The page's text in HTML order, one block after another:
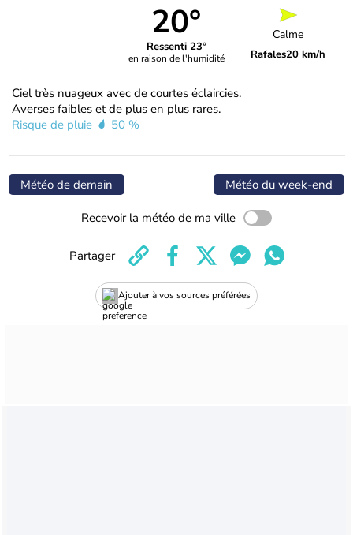
20°
Ressenti 23°
en raison de l'humidité
Calme
Rafales20 km/h
Ciel très nuageux avec de courtes éclaircies.
Averses faibles et de plus en plus rares.
Risque de pluie
50 %
Météo de demain Météo du week-end
Recevoir la météo de ma ville
Ajouter à vos sources préférées
Partager